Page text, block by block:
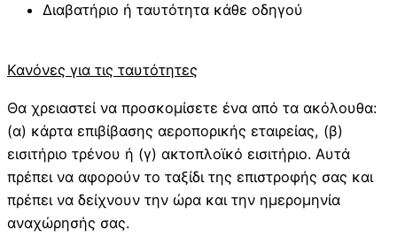
Διαβατήριο ή ταυτότητα κάθε οδηγού
Κανόνες για τις ταυτότητες
Θα χρειαστεί να προσκομίσετε ένα από τα ακόλουθα:
(α) κάρτα επιβίβασης αεροπορικής εταιρείας, (β)
εισιτήριο τρένου ή (γ) ακτοπλοϊκό εισιτήριο. Αυτά
πρέπει να αφορούν το ταξίδι της επιστροφής σας και
πρέπει να δείχνουν την ώρα και την ημερομηνία
αναχώρησής σας.